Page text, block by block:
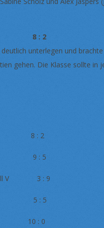
8 : 2
unterlegen und
gehen. Die Klasse sollte in
II 8 : 2
II 9 : 5
V 3 : 9
VII 5 : 5
10 : 0